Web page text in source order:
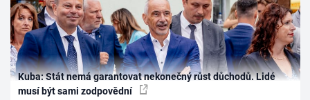
Kuba: Stát nemá garantovat nekonečný růst důchodů. Lidé
musí být sami zodpovědní